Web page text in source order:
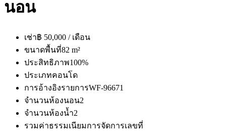
นอน
เช่า฿ 50,000 / เดือน
ขนาดพื้นที่82 m²
ประสิทธิภาพ100%
ประเภทคอนโด
การอ้างอิงรายการWF-96671
จำนวนห้องนอน2
จำนวนห้องน้ำ2
รวมค่าธรรมเนียมการจัดการเลขที่